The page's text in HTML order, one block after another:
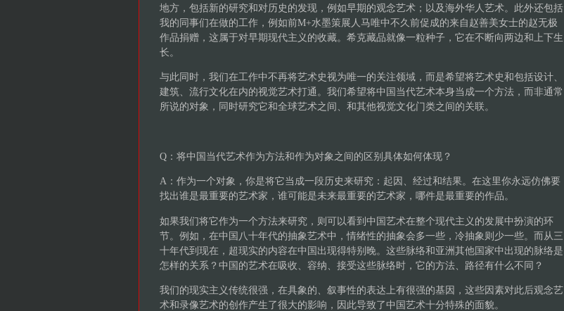
地方，包括新的研究和对历史的发现，例如早期的观念艺术；以及海外华人艺术。此外还包括
我的同事们在做的工作，例如前M+水墨策展人马唯中不久前促成的来自赵善美女士的赵无极
作品捐赠，这属于对早期现代主义的收藏。希克藏品就像一粒种子，它在不断向两边和上下生
长。
与此同时，我们在工作中不再将艺术史视为唯一的关注领域，而是希望将艺术史和包括设计、
建筑、流行文化在内的视觉艺术打通。我们希望将中国当代艺术本身当成一个方法，而非通常
所说的对象，同时研究它和全球艺术之间、和其他视觉文化门类之间的关联。
Q：将中国当代艺术作为方法和作为对象之间的区别具体如何体现？
A：作为一个对象，你是将它当成一段历史来研究：起因、经过和结果。在这里你永远仿佛要
找出谁是最重要的艺术家，谁可能是未来最重要的艺术家，哪件是最重要的作品。
如果我们将它作为一个方法来研究，则可以看到中国艺术在整个现代主义的发展中扮演的环
节。例如，在中国八十年代的抽象艺术中，情绪性的抽象会多一些，冷抽象则少一些。而从三
十年代到现在，超现实的内容在中国出现得特别晚。这些脉络和亚洲其他国家中出现的脉络是
怎样的关系？中国的艺术在吸收、容纳、接受这些脉络时，它的方法、路径有什么不同？
我们的现实主义传统很强，在具象的、叙事性的表达上有很强的基因，这些因素对此后观念艺
术和录像艺术的创作产生了很大的影响，因此导致了中国艺术十分特殊的面貌。